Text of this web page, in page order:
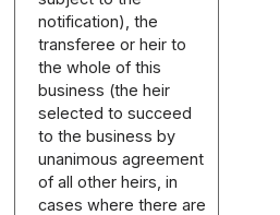
notification), the
transferee or heir to
the whole of this
business (the heir
selected to succeed
to the business by
unanimous agreement
of all other heirs, in
cases where there are